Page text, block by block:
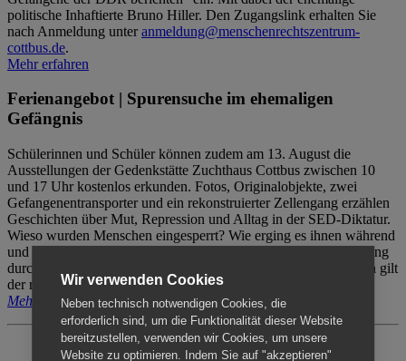
politische Inhaftierte Bruno Hiller. Den Zugangslink erhalten Sie
nach Anmeldung unteranmeldung@menschenrechtszentrum-
cottbus.de.
Mehr erfahren
Ferienangebot | Spurensuche im ehemaligen
Gefängnis
Schülerinnen und Schüler können zudem am 13. August die
Ausstellungen der Gedenkstätte Zuchthaus Cottbus zwischen 10
und 17 Uhr kostenlos erkunden. Fotos, Originalobjekte, zwei
Gefangenentransporter und ein rekonstruierter Zellengang erzählen
Geschichten über Mut, Repression und Alltag in der SED-Diktatur.
Wieso wurden Menschen eingesperrt? Wie erging es ihnen während
und nach der Haft? Der Besuch erfolgt individuell ohne Betreuung
durch das Menschenrechtszentrum Cottbus. Für Begleitpersonen gilt
der reguläre Eintritt (8€ / ermäßigt 5€).
Mehr erfahren
Wir verwenden Cookies
Neben technisch notwendigen Cookies, die
erforderlich sind, um die Funktionalität dieser Website
bereitzustellen, verwenden wir Cookies, um unsere
Website zu optimieren. Indem Sie auf "akzeptieren"